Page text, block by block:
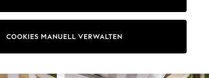
COOKIES MANUELL VERWALTEN